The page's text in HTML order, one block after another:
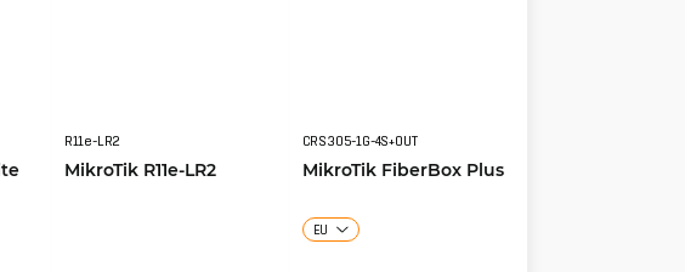
R11e-LR2
MikroTik R11e-LR2
CRS305-1G-4S+OUT
MikroTik FiberBox Plus
EU